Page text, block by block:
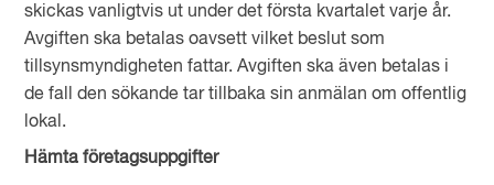
skickas vanligtvis ut under det första kvartalet varje år.
Avgiften ska betalas oavsett vilket beslut som
tillsynsmyndigheten fattar. Avgiften ska även betalas i
de fall den sökande tar tillbaka sin anmälan om offentlig
lokal.
Hämta företagsuppgifter